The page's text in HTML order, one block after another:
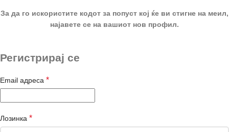
За да го искористите кодот за попуст кој ќе ви стигне на меил,
најавете се на вашиот нов профил.
Регистрирај се
Email адреса *
Лозинка *